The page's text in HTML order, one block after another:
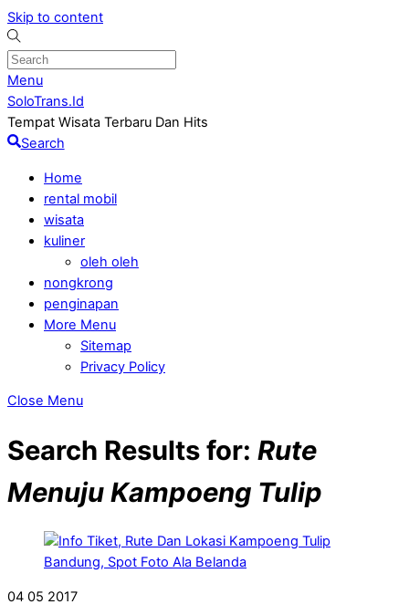
Skip to content
Menu
SoloTrans.Id
Tempat Wisata Terbaru Dan Hits
Search
Home
rental mobil
wisata
kuliner
oleh oleh
nongkrong
penginapan
More Menu
Sitemap
Privacy Policy
Close Menu
Search Results for: Rute
Menuju Kampoeng Tulip
04 05 2017